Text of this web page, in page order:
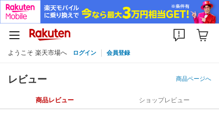
ようこそ 楽天市場へ ログイン 会員登録
レビュー 商品ページへ
商品レビュー ショップレビュー